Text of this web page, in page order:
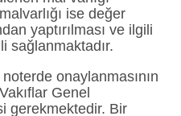
ise değer
yaptırılması ve ilgili
sağlanmaktadır.
onaylanmasının
Genel
gerekmektedir. Bir